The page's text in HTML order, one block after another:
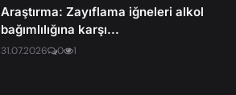
Araştırma: Zayıflama iğneleri alkol
bağımlılığına karşı...
31.07.2026 0 1